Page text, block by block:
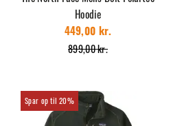
Hoodie
899,00 kr.
449,00 kr.
20%